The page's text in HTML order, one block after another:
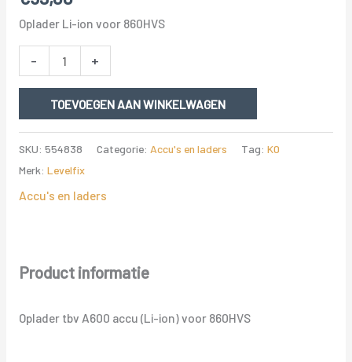
Oplader Li-ion voor 860HVS
-
LEVELFIX
CH800
OPLADER
-
+
TOEVOEGEN AAN WINKELWAGEN
SKU: 554838 Categorie: Accu's en laders Tag: K0
Merk: Levelfix
Accu's en laders
Product informatie
Oplader tbv A600 accu (Li-ion) voor 860HVS